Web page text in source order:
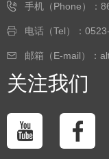
手机（Phone）：
电话（Tel）：
邮箱（E-mail）：
关注我们